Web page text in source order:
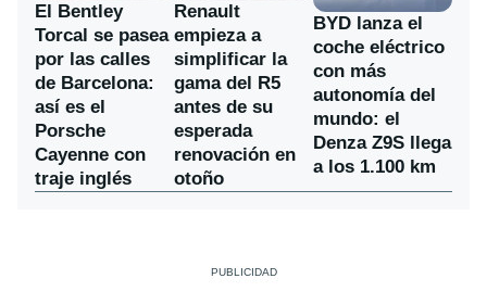
El Bentley
Torcal se pasea
por las calles
de Barcelona:
así es el
Porsche
Cayenne con
traje inglés
Renault
empieza a
simplificar la
gama del R5
antes de su
esperada
renovación en
otoño
BYD lanza el
coche eléctrico
con más
autonomía del
mundo: el
Denza Z9S llega
a los 1.100 km